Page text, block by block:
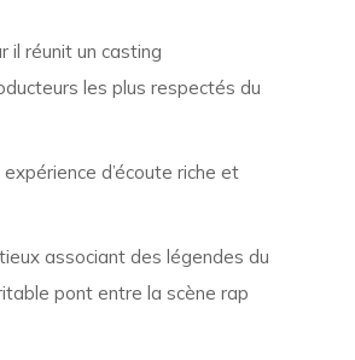
il réunit un casting
les plus respectés du
d’écoute riche et
associant des légendes du
pont entre la scène rap